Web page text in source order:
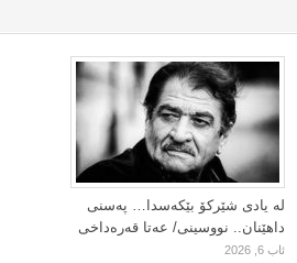
لە یادی شێرکۆ بێکەسدا… پەسنی
داهێنان.. نووسینی/ عەتا قەرەداخی
ئاب 6, 2026